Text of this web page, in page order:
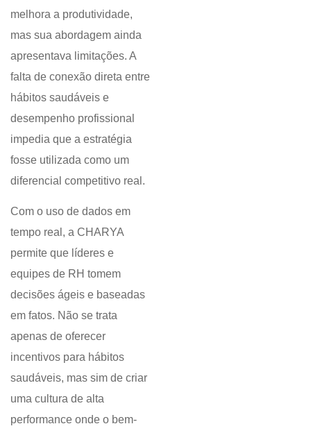
melhora a produtividade,
mas sua abordagem ainda
apresentava limitações. A
falta de conexão direta entre
hábitos saudáveis e
desempenho profissional
impedia que a estratégia
fosse utilizada como um
diferencial competitivo real.
Com o uso de dados em
tempo real, a CHARYA
permite que líderes e
equipes de RH tomem
decisões ágeis e baseadas
em fatos. Não se trata
apenas de oferecer
incentivos para hábitos
saudáveis, mas sim de criar
uma cultura de alta
performance onde o bem-